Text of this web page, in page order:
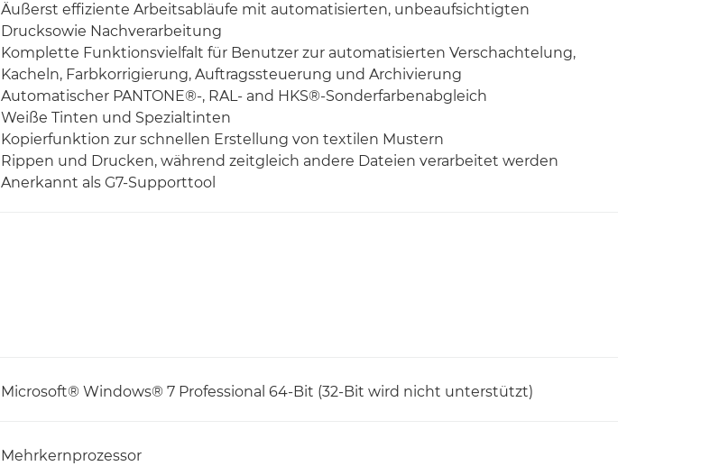
Äußerst effiziente Arbeitsabläufe mit automatisierten, unbeaufsichtigten
Drucksowie Nachverarbeitung
Komplette Funktionsvielfalt für Benutzer zur automatisierten Verschachtelung,
Kacheln, Farbkorrigierung, Auftragssteuerung und Archivierung
Automatischer PANTONE®-, RAL- and HKS®-Sonderfarbenabgleich
Weiße Tinten und Spezialtinten
Kopierfunktion zur schnellen Erstellung von textilen Mustern
Rippen und Drucken, während zeitgleich andere Dateien verarbeitet werden
Anerkannt als G7-Supporttool
Microsoft® Windows® 7 Professional 64-Bit (32-Bit wird nicht unterstützt)
Mehrkernprozessor